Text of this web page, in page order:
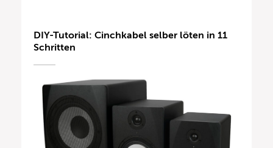
DIY-Tutorial: Cinchkabel selber löten in 11
Schritten